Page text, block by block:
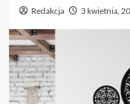
Redakcja 3 kwietnia,